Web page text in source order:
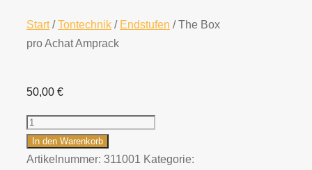
Start/Tontechnik / Endstufen / The Box
pro Achat Amprack
50,00 €
The
Box
pro
In den Warenkorb
Artikelnummer: 311001 Kategorie: